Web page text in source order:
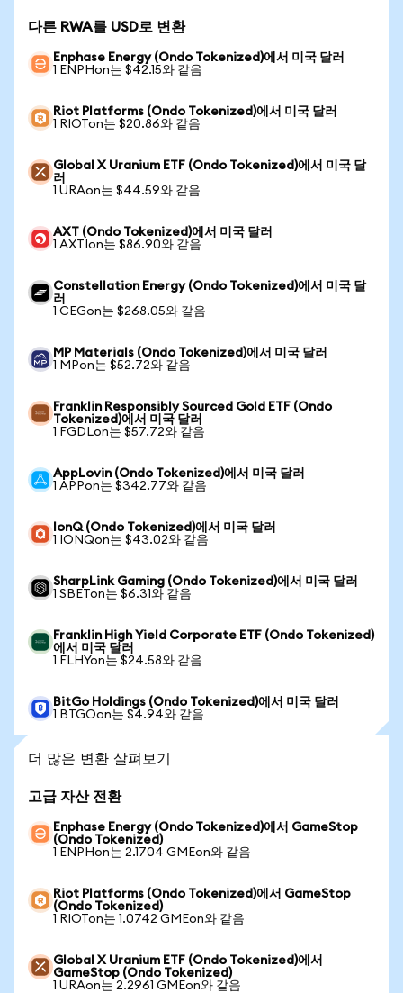
다른 RWA를 USD로 변환
Enphase Energy (Ondo Tokenized)에서 미국 달러
1 ENPHon는 $42.15와 같음
Riot Platforms (Ondo Tokenized)에서 미국 달러
1 RIOTon는 $20.86와 같음
Global X Uranium ETF (Ondo Tokenized)에서 미국 달
러
1 URAon는 $44.59와 같음
AXT (Ondo Tokenized)에서 미국 달러
1 AXTIon는 $86.90와 같음
Constellation Energy (Ondo Tokenized)에서 미국 달
러
1 CEGon는 $268.05와 같음
MP Materials (Ondo Tokenized)에서 미국 달러
1 MPon는 $52.72와 같음
Franklin Responsibly Sourced Gold ETF (Ondo
Tokenized)에서 미국 달러
1 FGDLon는 $57.72와 같음
AppLovin (Ondo Tokenized)에서 미국 달러
1 APPon는 $342.77와 같음
IonQ (Ondo Tokenized)에서 미국 달러
1 IONQon는 $43.02와 같음
SharpLink Gaming (Ondo Tokenized)에서 미국 달러
1 SBETon는 $6.31와 같음
Franklin High Yield Corporate ETF (Ondo Tokenized)
에서 미국 달러
1 FLHYon는 $24.58와 같음
BitGo Holdings (Ondo Tokenized)에서 미국 달러
1 BTGOon는 $4.94와 같음
더 많은 변환 살펴보기
고급 자산 전환
Enphase Energy (Ondo Tokenized)에서 GameStop
(Ondo Tokenized)
1 ENPHon는 2.1704 GMEon와 같음
Riot Platforms (Ondo Tokenized)에서 GameStop
(Ondo Tokenized)
1 RIOTon는 1.0742 GMEon와 같음
Global X Uranium ETF (Ondo Tokenized)에서
GameStop (Ondo Tokenized)
1 URAon는 2.2961 GMEon와 같음